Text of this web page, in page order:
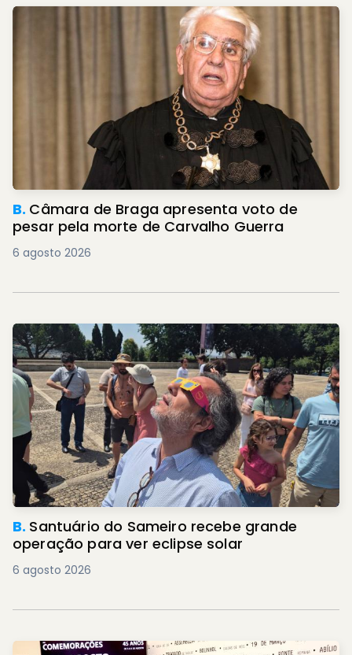
B. Câmara de Braga apresenta voto de
pesar pela morte de Carvalho Guerra
6 agosto 2026
B. Santuário do Sameiro recebe grande
operação para ver eclipse solar
6 agosto 2026